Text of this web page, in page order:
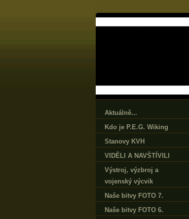
Aktuálně...
Kdo je P.E.G. Wiking
Stanovy KVH
VIDĚLI A NAVŠTÍVILI
Výstroj‚ výzbroj a
vojenský výcvik
Naše bitvy FOTO 7.
Naše bitvy FOTO 6.